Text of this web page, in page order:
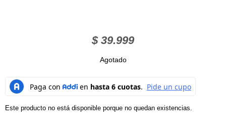
$39.999
Agotado
Este producto no está disponible porque no quedan existencias.